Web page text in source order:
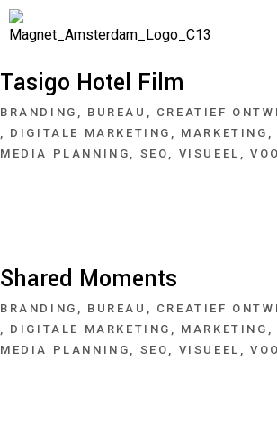
Tasigo Hotel Film
BRANDING BUREAU CREATIEF
DIGITALE MARKETING
MARKETING
MEDIA PLANNING
SEO VISUEEL
Shared Moments
BRANDING BUREAU CREATIEF
DIGITALE MARKETING
MARKETING
MEDIA PLANNING
SEO VISUEEL